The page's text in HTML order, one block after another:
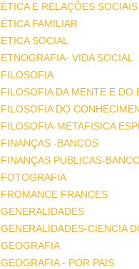
ÉTICA E RELAÇÕES SOCIAIS
ÉTICA FAMILIAR
ETICA SOCIAL
ETNOGRAFIA- VIDA SOCIAL
FILOSOFIA
FILOSOFIA DA MENTE E DO
FILOSOFIA DO
FILOSOFIA-METAFISICA
FINANÇAS -BANCOS
FINANÇAS PUBLICAS-
FOTOGRAFIA
FROMANCE FRANCES
GENERALIDADES
GENERALIDADES-CIENCIA
GEOGRAFIA
GEOGRAFIA - POR PAIS